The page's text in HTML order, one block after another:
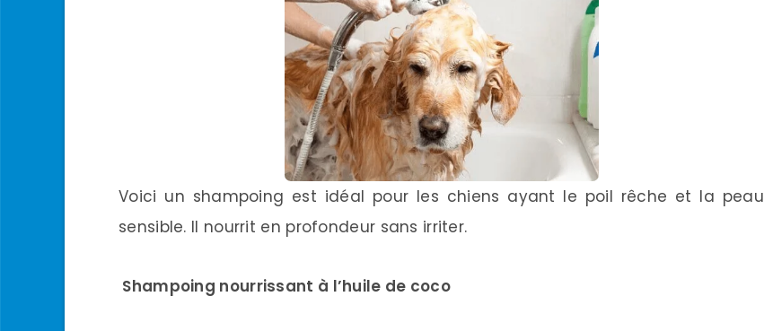
Voici un shampoing est idéal pour les chiens ayant le poil rêche et la peau
sensible. Il nourrit en profondeur sans irriter.
Shampoing nourrissant à l’huile de coco